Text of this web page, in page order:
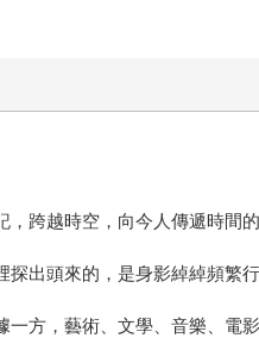
跨越時空，向今人傳遞時間的
出頭來的，是身影綽綽頻繁
方，藝術、文學、音樂、電